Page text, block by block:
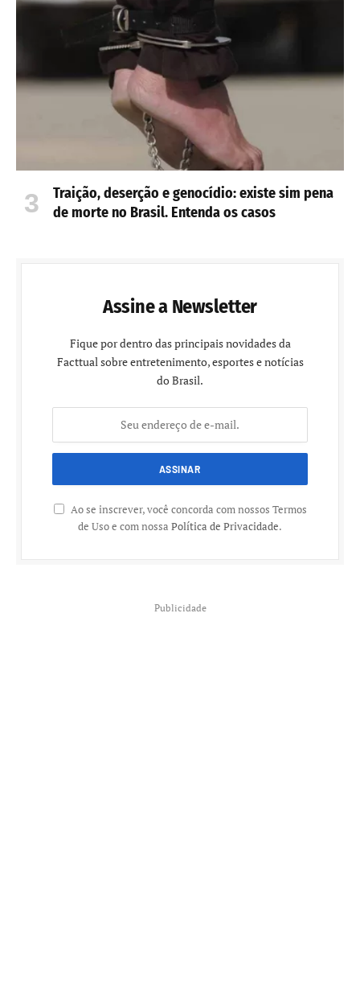
Traição, deserção e genocídio: existe sim pena
de morte no Brasil. Entenda os casos
Assine a Newsletter
Fique por dentro das principais novidades da
Facttual sobre entretenimento, esportes e notícias
do Brasil.
Ao se inscrever, você concorda com nossos Termos
de Uso e com nossa Política de Privacidade.
Publicidade